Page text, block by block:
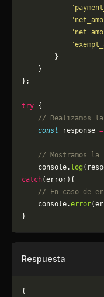
        }
    }
};
try {
// Realizamos
    const
response =
// Mostramos la
    console.
log
catch(error){
// En caso de
	console.
error
}
Respuesta
{